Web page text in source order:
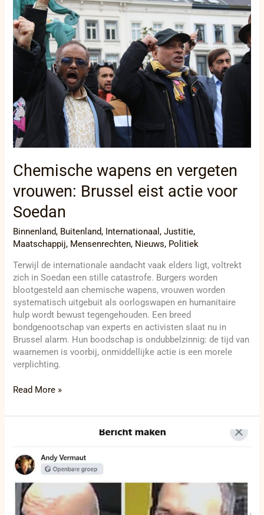
Chemische wapens en vergeten
vrouwen: Brussel eist actie voor
Soedan
Binnenland, Buitenland, Internationaal,Justitie,
Maatschappij, Mensenrechten, Nieuws, Politiek
Terwijl de internationale aandacht vaak elders ligt, voltrekt
zich in Soedan een stille catastrofe. Burgers worden
blootgesteld aan chemische wapens, vrouwen worden
systematisch uitgebuit als oorlogswapen en humanitaire
hulp wordt bewust tegengehouden. Een breed
bondgenootschap van experts en activisten slaat nu in
Brussel alarm. Hun boodschap is ondubbelzinnig: de tijd van
waarnemen is voorbij, onmiddellijke actie is een morele
verplichting.
wapens
en
vergeten
vrouwen:
Brussel
Soedan
Read More »
onderzoek:
Hoe
Facebook
kritieke
informatie